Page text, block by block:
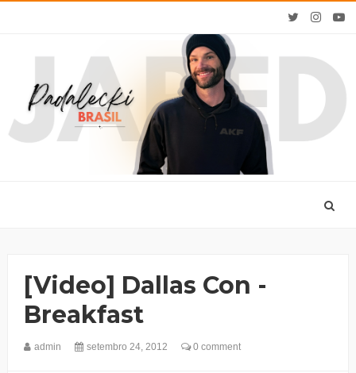
[Video] Dallas Con -
Breakfast
admin setembro 24, 2012 0 comment